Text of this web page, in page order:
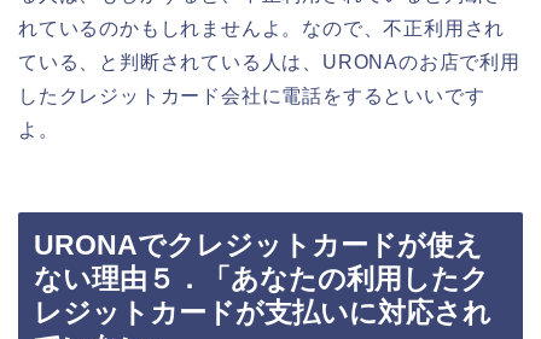
れているのかもしれませんよ。なので、不正利用され
ている、と判断されている人は、URONAのお店で利用
したクレジットカード会社に電話をするといいです
よ。
URONAでクレジットカードが使え
ない理由５．「あなたの利用したク
レジットカードが支払いに対応され